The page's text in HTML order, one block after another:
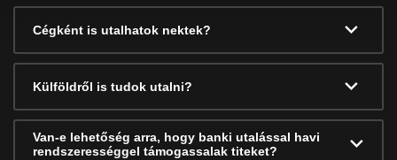
Cégként is utalhatok nektek?
Külföldről is tudok utalni?
Van-e lehetőség arra, hogy banki utalással havi
rendszerességgel támogassalak titeket?